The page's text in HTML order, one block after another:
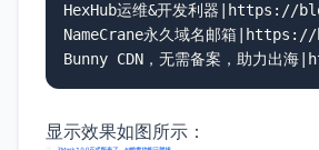
HexHub运维&开发利器
NameCrane永久域名邮箱
Bunny CDN，无需备案，助力
显示效果如图所示：